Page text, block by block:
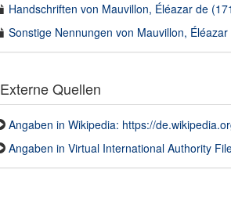
Handschriften von Mauvillon, Éléazar de
Sonstige Nennungen von Mauvillon,
Externe Quellen
Angaben in Wikipedia: https://
Angaben in Virtual International Authority